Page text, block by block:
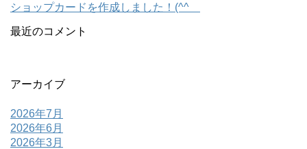
ショップカードを作成しました！(^^ゞ
最近のコメント
アーカイブ
2026年7月
2026年6月
2026年3月